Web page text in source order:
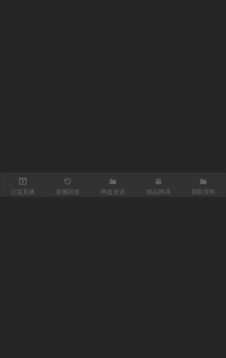
公益直播 直播回放 网盘资源 精品网课 领取资料